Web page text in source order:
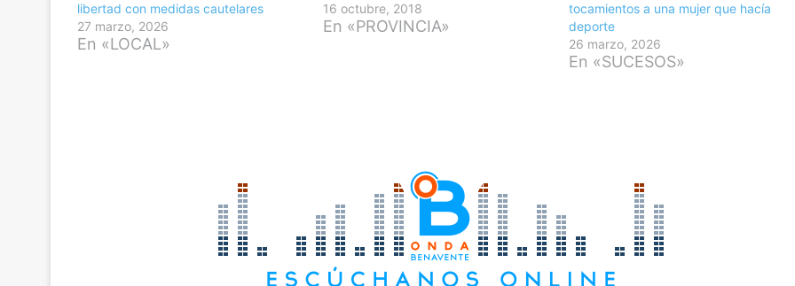
libertad con medidas cautelares
27 marzo, 2026
En «LOCAL»
16 octubre, 2018
En «PROVINCIA»
tocamientos a una mujer que hacía
deporte
26 marzo, 2026
En «SUCESOS»